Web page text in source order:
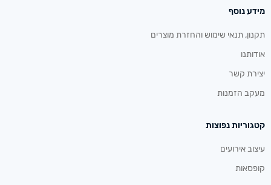
מידע נוסף
תקנון, תנאי שימוש והחזרת מוצרים
אודותנו
יצירת קשר
מעקב הזמנות
קטגוריות נפוצות
עיצוב אירועים
קופסאות